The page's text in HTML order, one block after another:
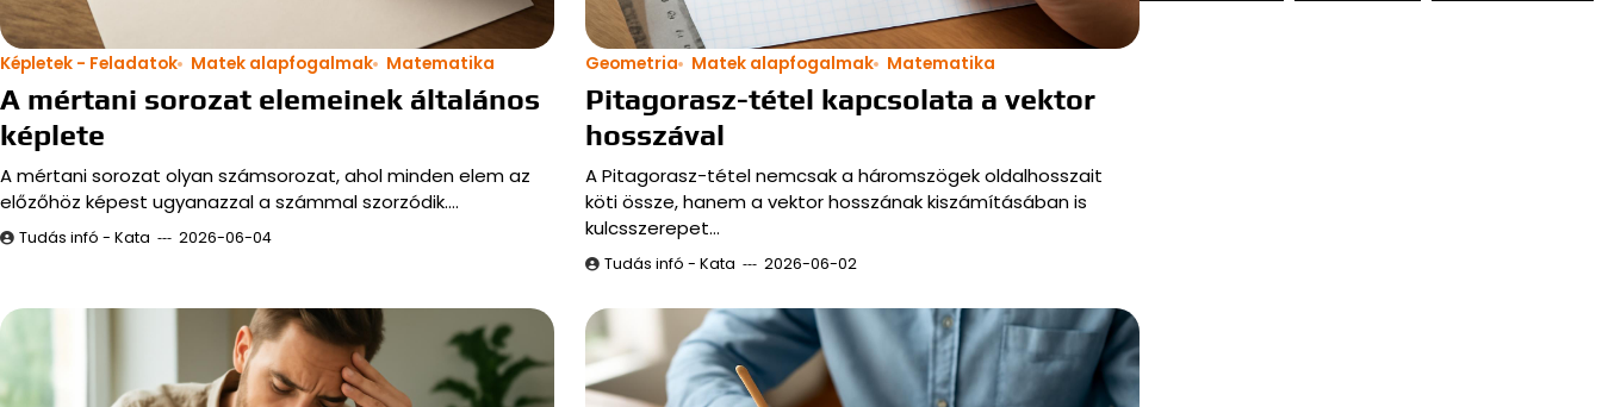
Képletek - Feladatok Matek alapfogalmak Matematika
A mértani sorozat elemeinek általános
képlete
A mértani sorozat olyan számsorozat, ahol minden elem az
előzőhöz képest ugyanazzal a számmal szorzódik.…
Tudás infó - Kata 2026-06-04
Geometria Matek alapfogalmak Matematika
Pitagorasz-tétel kapcsolata a vektor
hosszával
A Pitagorasz-tétel nemcsak a háromszögek oldalhosszait
köti össze, hanem a vektor hosszának kiszámításában is
kulcsszerepet…
Tudás infó - Kata 2026-06-02